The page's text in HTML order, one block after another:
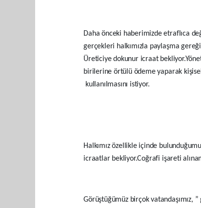
Daha önceki haberimizde etraflıca
gerçekleri halkımızla paylaşma
Üreticiye dokunur icraat
birilerine örtülü ödeme yaparak
kullanılmasını istiyor.
Halkımız özellikle içinde
icraatlar bekliyor.Coğrafi işareti
Görüştüğümüz birçok vatandaşımız,